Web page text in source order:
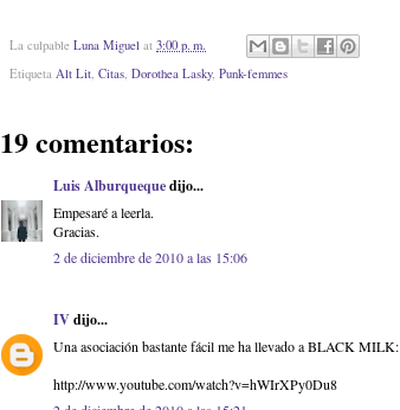
La culpable Luna Miguel at 3:00 p. m.
Etiqueta Alt Lit, Citas, Dorothea Lasky, Punk-femmes
19 comentarios:
Luis Alburquequedijo...
Empesaré a leerla.
Gracias.
2 de diciembre de 2010 a las 15:06
IVdijo...
Una asociación bastante fácil me ha llevado a BLACK MILK:
http://www.youtube.com/watch?v=hWIrXPy0Du8